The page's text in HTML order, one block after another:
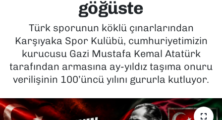
göğüste
Türk sporunun köklü çınarlarından
Karşıyaka Spor Kulübü, cumhuriyetimizin
kurucusu Gazi Mustafa Kemal Atatürk
tarafından armasına ay-yıldız taşıma onuru
verilişinin 100’üncü yılını gururla kutluyor.
POLİTİKA
SAĞLIK
TEKNOLOJİ